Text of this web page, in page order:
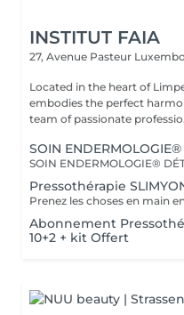
INSTITUT FAIA
27, Avenue Pasteur
Located in the heart of
embodies the perfect
team of passionate
SOIN ENDERMOLOGIE®
Pressothérapie
Abonnement
10+2 + kit Offert